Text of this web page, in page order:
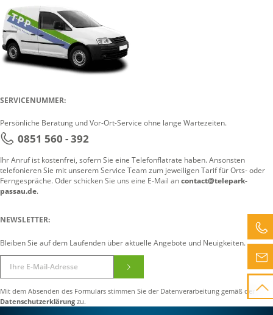
SERVICENUMMER:
Persönliche Beratung und Vor-Ort-Service ohne lange Wartezeiten.
0851 560 - 392
Ihr Anruf ist kostenfrei, sofern Sie eine Telefonflatrate haben. Ansonsten
telefonieren Sie mit unserem Service Team zum jeweiligen Tarif für Orts- oder
Ferngespräche. Oder schicken Sie uns eine E-Mail ancontact@telepark-
passau.de.
NEWSLETTER:
Bleiben Sie auf dem Laufenden über aktuelle Angebote und Neuigkeiten.
Mit dem Absenden des Formulars stimmen Sie der Datenverarbeitung gemäß der
Datenschutzerklärung zu.